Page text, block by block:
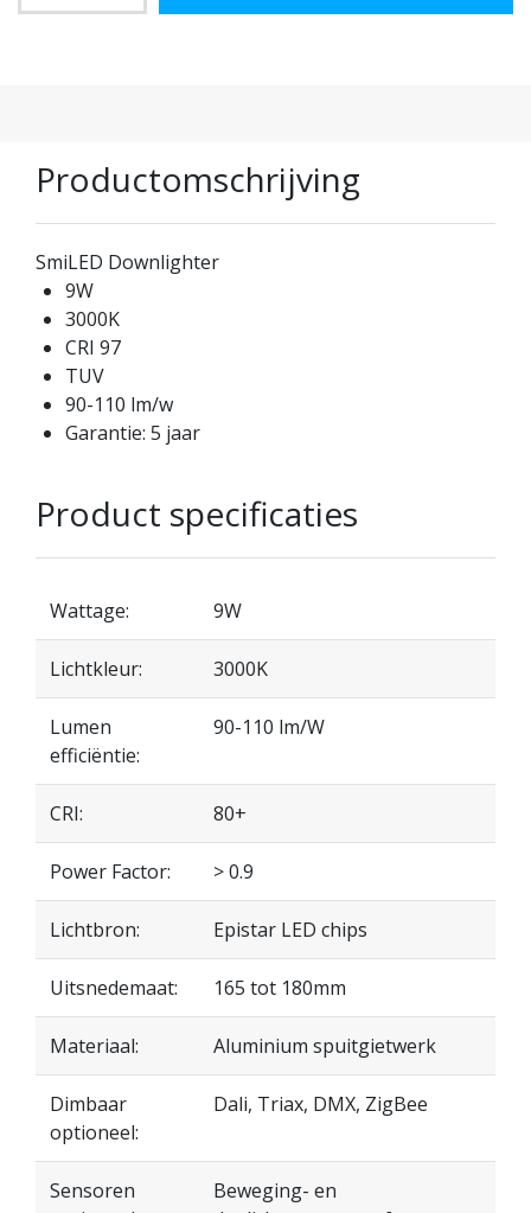
Productomschrijving
SmiLED Downlighter
9W
3000K
CRI 97
TUV
90-110 lm/w
Garantie: 5 jaar
Product specificaties
Wattage: 9W
Lichtkleur: 3000K
Lumen
efficiëntie:
90-110 lm/W
CRI: 80+
Power Factor: > 0.9
Lichtbron: Epistar LED chips
Uitsnedemaat: 165 tot 180mm
Materiaal: Aluminium spuitgietwerk
Dimbaar
optioneel:
Dali, Triax, DMX, ZigBee
Sensoren
Beweging- en